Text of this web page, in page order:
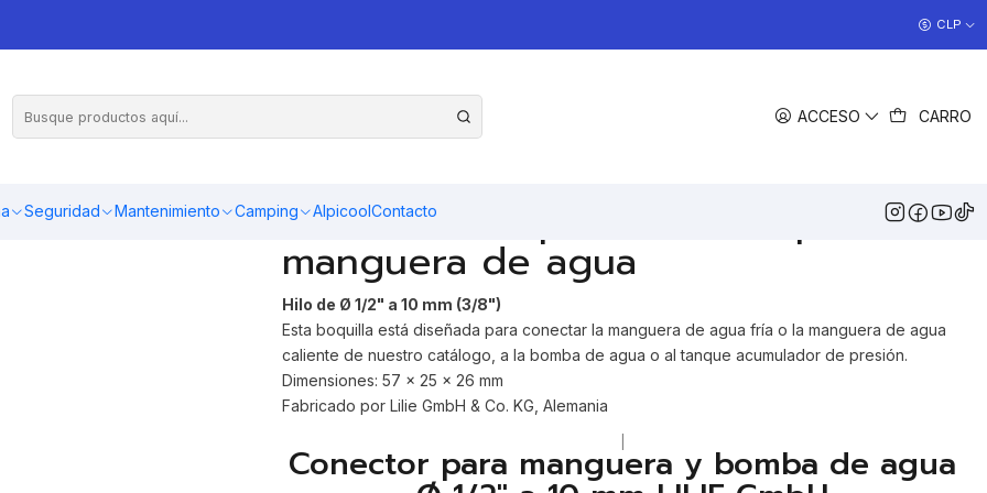
ACCESO CARRO
Seguridad Mantenimiento Camping AlpicoolContacto
CLP
Ø 1/2" a 10 mm LILIE GmbH
AGREGAR AL CARRO COMPRAR AHORA
Conector boquilla roscada para
manguera de agua
Hilo de Ø 1/2" a 10 mm (3/8")
Esta boquilla está diseñada para conectar la manguera de agua fría o la manguera de agua
caliente de nuestro catálogo, a la bomba de agua o al tanque acumulador de presión.
Dimensiones: 57 x 25 x 26 mm
Fabricado por Lilie GmbH & Co. KG, Alemania
Conector para manguera y bomba de agua